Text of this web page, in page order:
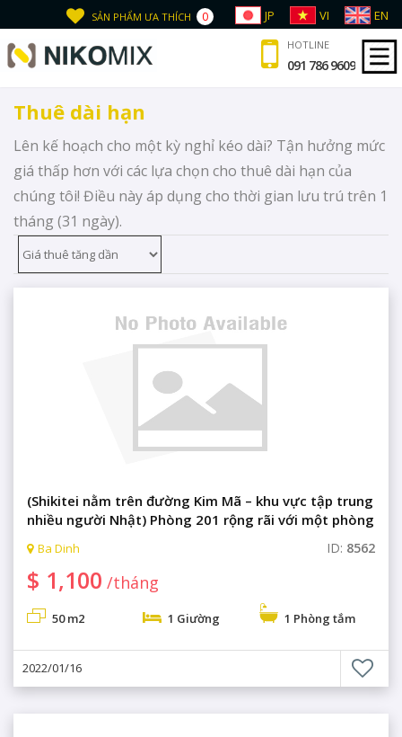
SẢN PHẨM ƯA THÍCH 0 JP VI EN
HOTLINE
091 786 9609
Thuê dài hạn
Lên kế hoạch cho một kỳ nghỉ kéo dài? Tận hưởng mức
giá thấp hơn với các lựa chọn cho thuê dài hạn của
chúng tôi! Điều này áp dụng cho thời gian lưu trú trên 1
tháng (31 ngày).
(Shikitei nằm trên đường Kim Mã – khu vực tập trung
nhiều người Nhật) Phòng 201 rộng rãi với một phòng
Ba Dinh ID: 8562
$ 1,100 /tháng
50 m2 1 Giường 1 Phòng tắm
2022/01/16